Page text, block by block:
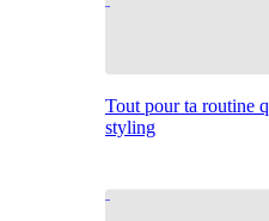
Tout pour ta routine
styling